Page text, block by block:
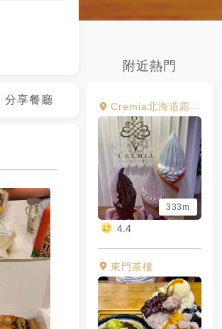
附近熱門
Cremia北海道霜淇淋之神 高雄店
333m
4.4
東門茶樓
分享餐廳